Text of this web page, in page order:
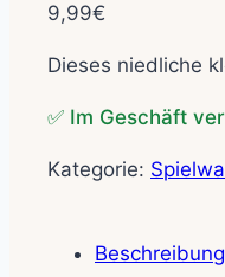
9,99€
Dieses niedliche
✅ Im Geschäft
Kategorie:
Beschreibung